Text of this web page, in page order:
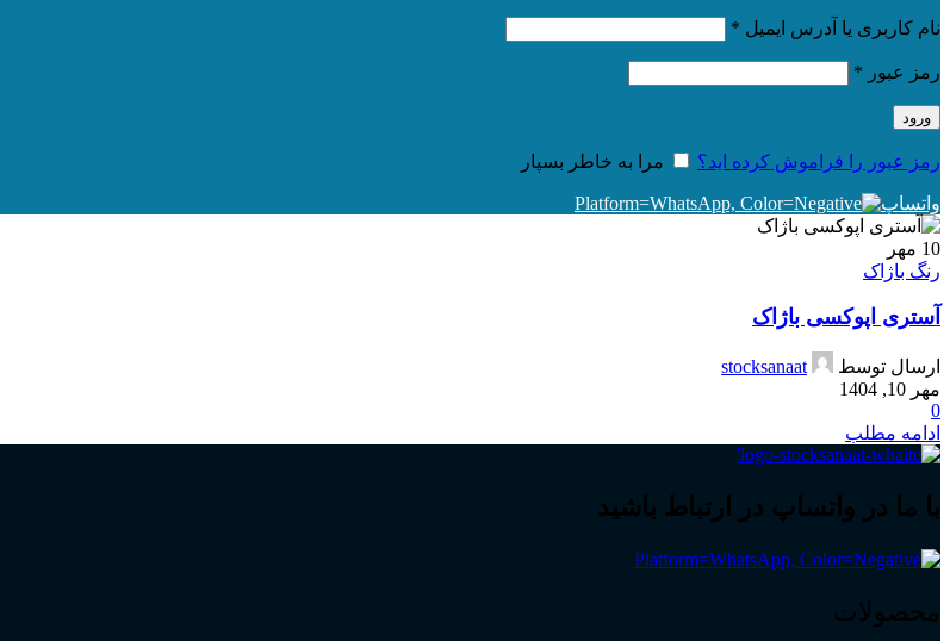
نام کاربری یا آدرس ایمیل *
رمز عبور *
ورود
رمز عبور را فراموش کرده اید؟ مرا به خاطر بسپار
واتساپ
10 مهر
رنگ باژاک
آستری اپوکسی باژاک
ارسال توسط
stocksanaat
مهر 10, 1404
0
ادامه مطلب
با ما در واتساپ در ارتباط باشید
محصولات